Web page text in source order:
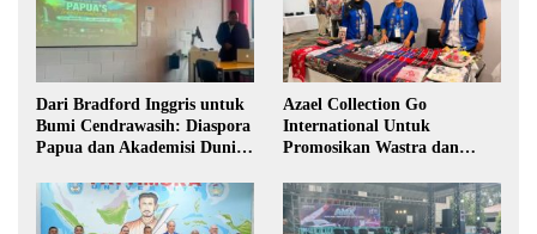
Dari Bradford Inggris untuk
Bumi Cendrawasih: Diaspora
Papua dan Akademisi Dunia
Indonesia Emas 2045
Azael Collection Go
International Untuk
Promosikan Wastra dan
Darwin Fusion ASEAN 2026